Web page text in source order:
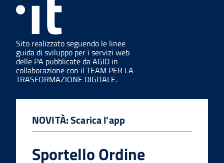
Sito realizzato seguendo le linee
guida di sviluppo per i servizi web
delle PA pubblicate da AGID in
collaborazione con il TEAM PER LA
TRASFORMAZIONE DIGITALE.
NOVITÀ: Scarica l'app
Sportello Ordine